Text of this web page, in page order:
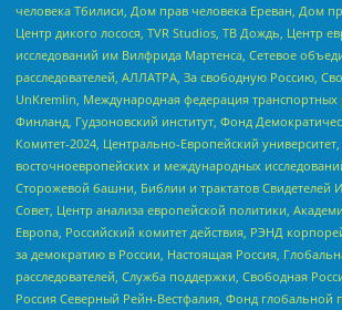
человека Тбилиси, Дом прав человека Ереван, Дом
Центр дикого лосося, TVR Studios, ТВ Дождь, Центр
исследований им Вилфрида Мартенса, Сетевое
расследователей, АЛЛАТРА, За свободную Россию,
UnKremlin, Международная федерация
Финланд, Гудзоновский институт, Фонд
Комитет-2024, Центрально-Европейский
восточноевропейских и международных
Сторожевой башни, Библии и трактатов Свидетелей
Совет, Центр анализа европейской политики,
Европа, Российский комитет действия, РЭНД
за демократию в России, Настоящая Россия,
расследователей, Служба поддержки, Свободная
Россия Северный Рейн-Вестфалия, Фонд